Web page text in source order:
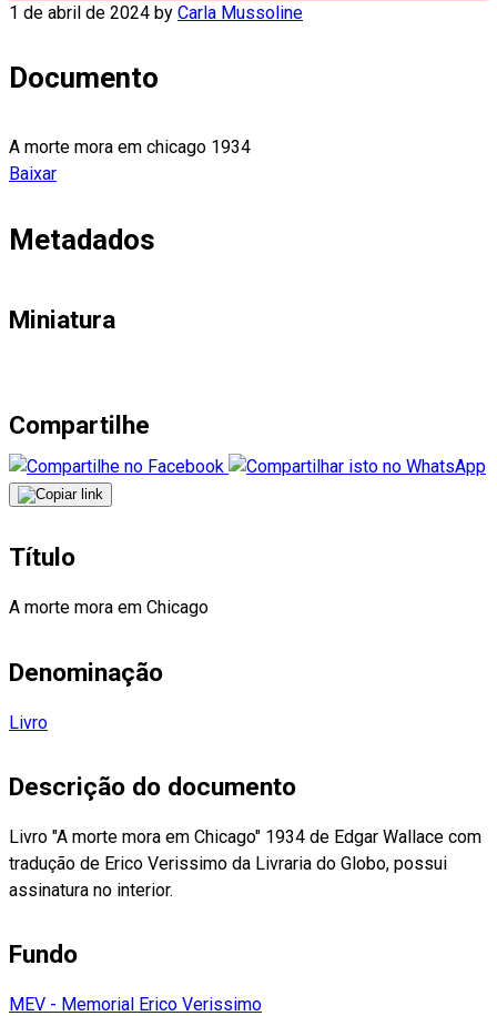
1 de abril de 2024 by Carla Mussoline
Documento
A morte mora em chicago 1934
Baixar
Metadados
Miniatura
Compartilhe
Título
A morte mora em Chicago
Denominação
Livro
Descrição do documento
Livro "A morte mora em Chicago" 1934 de Edgar Wallace com
tradução de Erico Verissimo da Livraria do Globo, possui
assinatura no interior.
Fundo
MEV - Memorial Erico Verissimo